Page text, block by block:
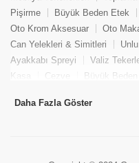
Pişirme
Büyük Beden Etek
Oto Krom Aksesuar
Oto
Can Yelekleri & Simitleri
Ayakkabı Spreyi
Valiz
Kasa
Cezve Büyük Beden
Tekne Bağlama & Demirleme
Daha Fazla Göster